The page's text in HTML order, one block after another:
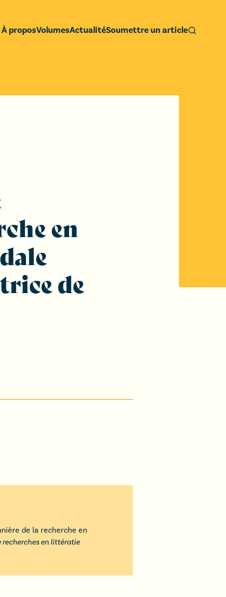
À proposVolumesActualitéSoumettre un article
en
de
de la recherche en
recherches en littératie